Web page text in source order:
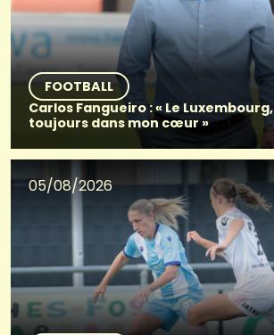
FOOTBALL
Carlos Fangueiro : « Le Luxembourg,
toujours dans mon cœur »
05/08/2026